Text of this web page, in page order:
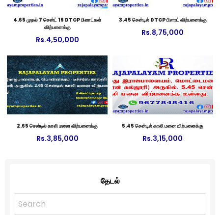
4.65 முதல் 7 சென்ட் 16 DTCP பிளாட்கள்
விற்பனைக்கு
Rs.4,50,000
3.45 சென்டில் DTCP பிளாட் விற்பனைக்கு
Rs.8,75,000
2.65 சென்டில் காலி மனை விற்பனைக்கு
Rs.3,85,000
5.45 சென்டில் காலி மனை விற்பனைக்கு
Rs.3,15,000
தேடல்